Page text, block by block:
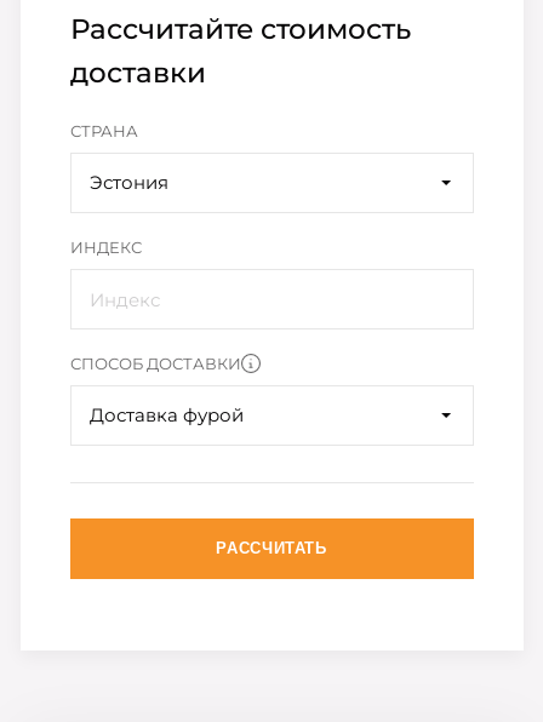
Рассчитайте стоимость
доставки
СТРАНА
Эстония
ИНДЕКС
СПОСОБ ДОСТАВКИ
Доставка фурой
РАССЧИТАТЬ